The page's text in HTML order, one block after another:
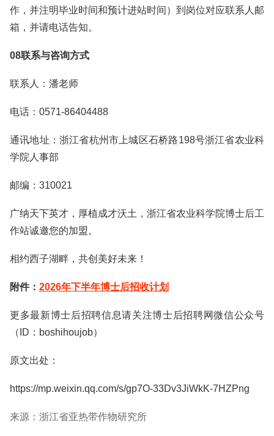
作，并注明毕业时间和预计进站时间）到岗位对应联系人邮
箱，并请电话告知。
08联系与咨询方式
联系人：潘老师
电话：0571-86404488
通讯地址：浙江省杭州市上城区石桥路198号浙江省农业科
学院人事部
邮编：310021
广纳天下英才，厚植成才沃土，浙江省农业科学院博士后工
作站诚邀您的加盟。
相约西子湖畔，共创美好未来！
附件： 2026年下半年博士后招收计划
更多最新博士后招聘信息请关注博士后招聘网微信公众号
（ID：boshihoujob）
原文出处：
https://mp.weixin.qq.com/s/gp7O-33Dv3JiWkK-7HZPng
来源：浙江省亚热带作物研究所